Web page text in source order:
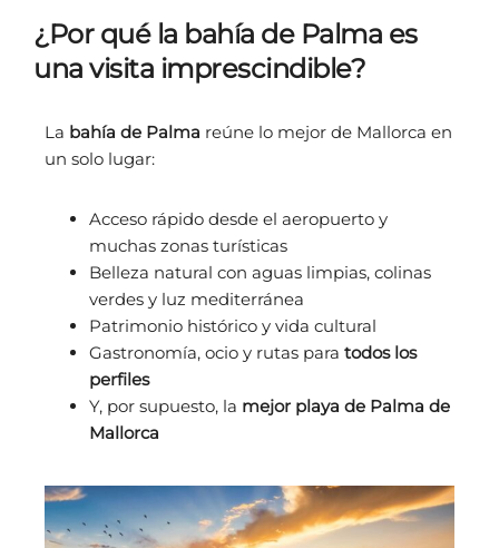
¿Por qué la bahía de Palma es
una visita imprescindible?
La bahía de Palma reúne lo mejor de Mallorca en
un solo lugar:
Acceso rápido desde el aeropuerto y
muchas zonas turísticas
Belleza natural con aguas limpias, colinas
verdes y luz mediterránea
Patrimonio histórico y vida cultural
Gastronomía, ocio y rutas para todos los
perfiles
Y, por supuesto, la mejor playa de Palma de
Mallorca